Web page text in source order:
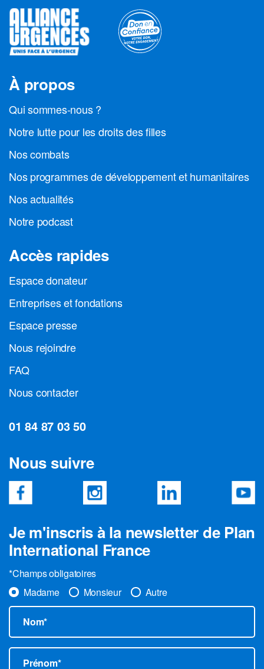
À propos
Qui sommes-nous ?
Notre lutte pour les droits des filles
Nos combats
Nos programmes de développement et humanitaires
Nos actualités
Notre podcast
Accès rapides
Espace donateur
Entreprises et fondations
Espace presse
Nous rejoindre
FAQ
Nous contacter
01 84 87 03 50
Nous suivre
Je m'inscris à la newsletter de Plan
International France
*Champs obligatoires
Madame
Monsieur Autre
Nom*
Prénom*